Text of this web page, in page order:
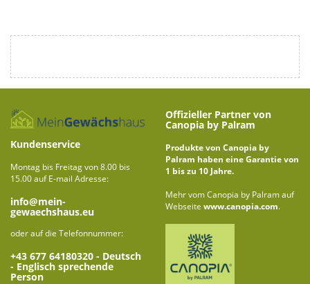
Kundenservice
Montag bis Freitag von 8.00 bis
15.00 auf E-mail Adresse:
info@mein-
gewaechshaus.eu
oder auf die Telefonnummer:
+43 677 64180320 - Deutsch
- Englisch sprechende
Person
Offizieller Partner von
Canopia by Palram
Produkte von Canopia by
Palram haben eine Garantie von
1 bis zu 10 Jahre.
Mehr vom Canopia by Palram auf
Webseite www.canopia.com.